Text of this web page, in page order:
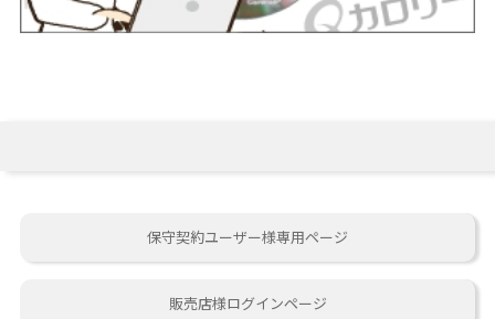
保守契約ユーザー様専用ページ
販売店様ログインページ